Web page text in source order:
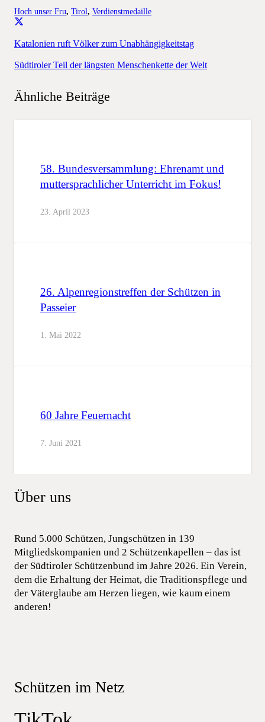
Hoch unser Fru, Tirol, Verdienstmedaille
Katalonien ruft Völker zum Unabhängigkeitstag
Südtiroler Teil der längsten Menschenkette der Welt
Ähnliche Beiträge
58. Bundesversammlung: Ehrenamt und
muttersprachlicher Unterricht im Fokus!
23. April 2023
26. Alpenregionstreffen der Schützen in
Passeier
1. Mai 2022
60 Jahre Feuernacht
7. Juni 2021
Über uns
Rund 5.000 Schützen, Jungschützen in 139
Mitgliedskompanien und 2 Schützenkapellen – das ist
der Südtiroler Schützenbund im Jahre 2026. Ein Verein,
dem die Erhaltung der Heimat, die Traditionspflege und
der Väterglaube am Herzen liegen, wie kaum einem
anderen!
Schützen im Netz